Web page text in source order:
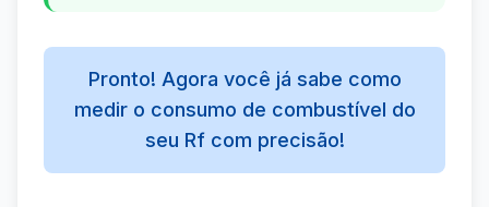
Pronto! Agora você já sabe como
medir o consumo de combustível do
seu Rf com precisão!